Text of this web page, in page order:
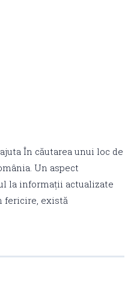
În căutarea unui loc de
Un aspect
la informații actualizate
fericire, există